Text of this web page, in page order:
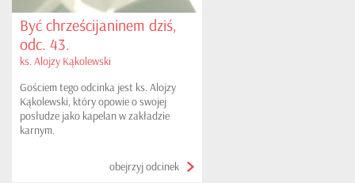
Być chrześcijaninem dziś,
odc. 43.
ks. Alojzy Kąkolewski
Gościem tego odcinka jest ks. Alojzy
Kąkolewski, który opowie o swojej
posłudze jako kapelan w zakładzie
karnym.
obejrzyj odcinek